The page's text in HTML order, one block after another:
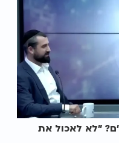
"לא לאכול את